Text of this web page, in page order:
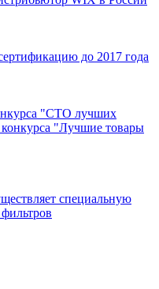
до 2017 года
"СТО лучших
конкурса "Лучшие товары
специальную